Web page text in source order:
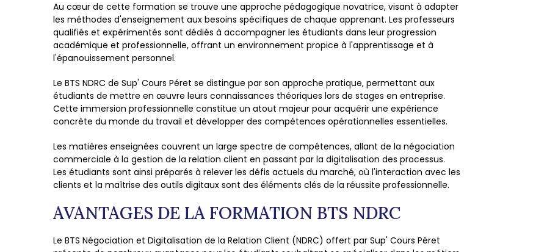
Au cœur de cette formation se trouve une approche pédagogique novatrice, visant à adapter
les méthodes d'enseignement aux besoins spécifiques de chaque apprenant. Les professeurs
qualifiés et expérimentés sont dédiés à accompagner les étudiants dans leur progression
académique et professionnelle, offrant un environnement propice à l'apprentissage et à
l'épanouissement personnel.
Le BTS NDRC de Sup' Cours Péret se distingue par son approche pratique, permettant aux
étudiants de mettre en œuvre leurs connaissances théoriques lors de stages en entreprise.
Cette immersion professionnelle constitue un atout majeur pour acquérir une expérience
concrète du monde du travail et développer des compétences opérationnelles essentielles.
Les matières enseignées couvrent un large spectre de compétences, allant de la négociation
commerciale à la gestion de la relation client en passant par la digitalisation des processus.
Les étudiants sont ainsi préparés à relever les défis actuels du marché, où l'interaction avec les
clients et la maîtrise des outils digitaux sont des éléments clés de la réussite professionnelle.
AVANTAGES DE LA FORMATION BTS NDRC
Le BTS Négociation et Digitalisation de la Relation Client (NDRC) offert par Sup' Cours Péret